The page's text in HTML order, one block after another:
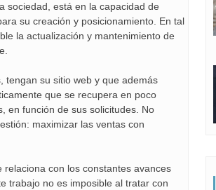
sociedad, está en la capacidad de
su creación y posicionamiento. En tal
la actualización y mantenimiento de
tengan su sitio web y que además
que se recupera en poco
en función de sus solicitudes. No
maximizar las ventas con
con los constantes avances
trabajo no es imposible al tratar con